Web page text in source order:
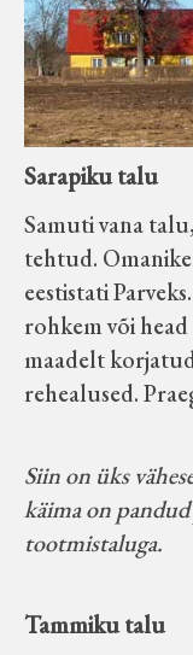
Sarapiku talu
Samuti vana
tehtud.
eestistati
rohkem või
maadelt
rehealused.
Siin on üks
käima on
tootmistaluga.
Tammiku talu